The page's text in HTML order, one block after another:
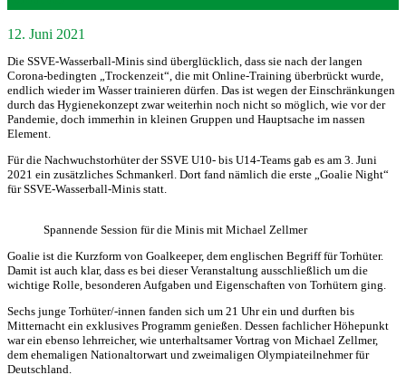
12. Juni 2021
Die SSVE-Wasserball-Minis sind überglücklich, dass sie nach der langen
Corona-bedingten „Trockenzeit“, die mit Online-Training überbrückt wurde,
endlich wieder im Wasser trainieren dürfen. Das ist wegen der Einschränkungen
durch das Hygienekonzept zwar weiterhin noch nicht so möglich, wie vor der
Pandemie, doch immerhin in kleinen Gruppen und Hauptsache im nassen
Element.
Für die Nachwuchstorhüter der SSVE U10- bis U14-Teams gab es am 3. Juni
2021 ein zusätzliches Schmankerl. Dort fand nämlich die erste „Goalie Night“
für SSVE-Wasserball-Minis statt.
Spannende Session für die Minis mit Michael Zellmer
Goalie ist die Kurzform von Goalkeeper, dem englischen Begriff für Torhüter.
Damit ist auch klar, dass es bei dieser Veranstaltung ausschließlich um die
wichtige Rolle, besonderen Aufgaben und Eigenschaften von Torhütern ging.
Sechs junge Torhüter/-innen fanden sich um 21 Uhr ein und durften bis
Mitternacht ein exklusives Programm genießen. Dessen fachlicher Höhepunkt
war ein ebenso lehrreicher, wie unterhaltsamer Vortrag von Michael Zellmer,
dem ehemaligen Nationaltorwart und zweimaligen Olympiateilnehmer für
Deutschland.